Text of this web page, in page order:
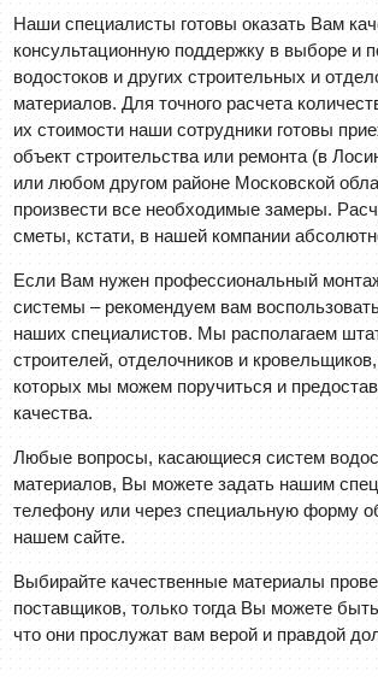
Наши специалисты готовы оказать Вам
консультационную поддержку в выборе и
водостоков и других строительных и
материалов. Для точного расчета
их стоимости наши сотрудники готовы
объект строительства или ремонта (в
или любом другом районе Московской
произвести все необходимые замеры.
сметы, кстати, в нашей компании
Если Вам нужен профессиональный
системы – рекомендуем вам
наших специалистов. Мы располагаем
строителей, отделочников и
которых мы можем поручиться и
качества.
Любые вопросы, касающиеся систем
материалов, Вы можете задать нашим
телефону или через специальную форму
нашем сайте.
Выбирайте качественные материалы
поставщиков, только тогда Вы можете
что они прослужат вам верой и правдой